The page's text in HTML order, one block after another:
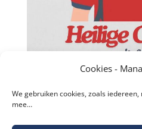
Cookies -
We gebruiken cookies, zoals
mee…
Facebook
Twitter